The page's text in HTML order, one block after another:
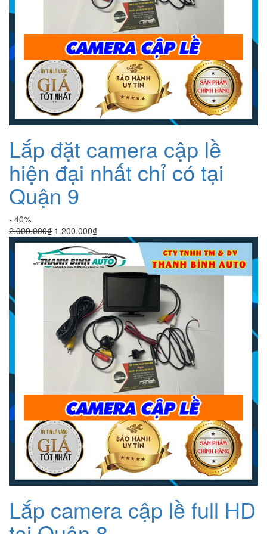
Lắp đặt camera cập lề
hiện đại nhất chỉ có tại
Quận 9
- 40%
2.000.000₫ Giá
gốc
là:
2.000.000₫.
1.200.000₫Giá
hiện
tại
là:
1.200.000₫.
Lắp camera cập lề full HD